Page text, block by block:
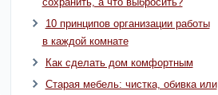
10 принципов организации работы
в каждой комнате
Как сделать дом комфортным
Старая мебель: чистка, обивка или